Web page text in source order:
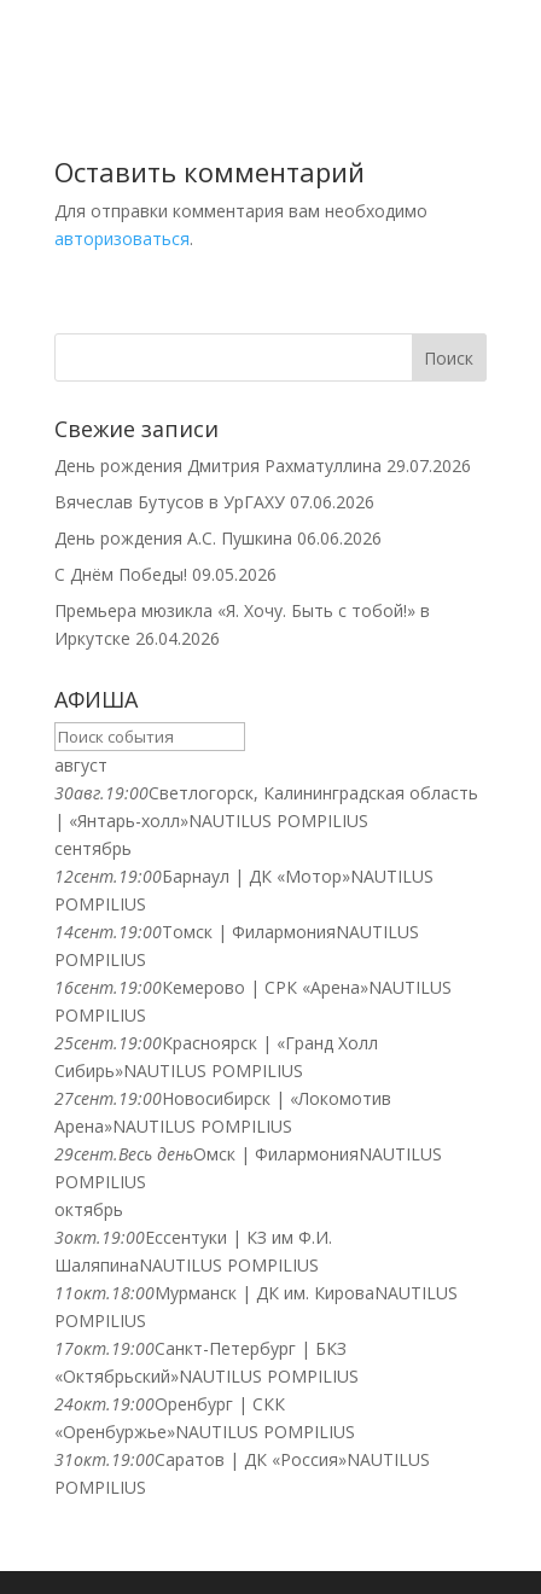
Оставить комментарий
Для отправки комментария вам необходимо
авторизоваться.
Свежие записи
День рождения Дмитрия Рахматуллина 29.07.2026
Вячеслав Бутусов в УрГАХУ 07.06.2026
День рождения А.С. Пушкина 06.06.2026
С Днём Победы! 09.05.2026
Премьера мюзикла «Я. Хочу. Быть с тобой!» в
Иркутске 26.04.2026
АФИША
август
30авг. 19:00Светлогорск, Калининградская область
| «Янтарь-холл»NAUTILUS POMPILIUS
сентябрь
12сент. 19:00Барнаул | ДК «Мотор»NAUTILUS
POMPILIUS
14сент. 19:00Томск | ФилармонияNAUTILUS
POMPILIUS
16сент. 19:00Кемерово | СРК «Арена»NAUTILUS
POMPILIUS
25сент. 19:00Красноярск | «Гранд Холл
Сибирь»NAUTILUS POMPILIUS
27сент. 19:00Новосибирск | «Локомотив
Арена»NAUTILUS POMPILIUS
29сент.Весь деньОмск | ФилармонияNAUTILUS
POMPILIUS
октябрь
3окт. 19:00Ессентуки | КЗ им Ф.И.
ШаляпинаNAUTILUS POMPILIUS
11окт. 18:00Мурманск | ДК им. КироваNAUTILUS
POMPILIUS
17окт. 19:00Санкт-Петербург | БКЗ
«Октябрьский»NAUTILUS POMPILIUS
24окт. 19:00Оренбург | СКК
«Оренбуржье»NAUTILUS POMPILIUS
31окт. 19:00Саратов | ДК «Россия»NAUTILUS
POMPILIUS